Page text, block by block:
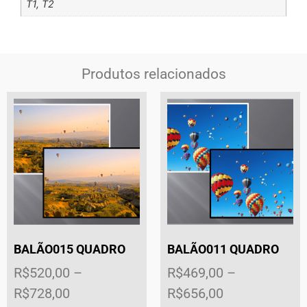
T1, T2
Produtos relacionados
BALÃO015 QUADRO
R$520,00 –
R$728,00
BALÃO011 QUADRO
R$469,00 –
R$656,00